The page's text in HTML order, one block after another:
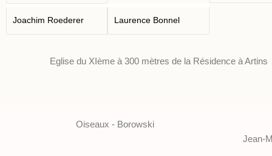
Joachim Roederer Laurence Bonnel
Eglise du XIème à 300 mètres de la Résidence à Artins
Oiseaux - Borowski
Jean-